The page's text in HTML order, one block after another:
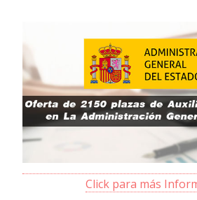
Click para más